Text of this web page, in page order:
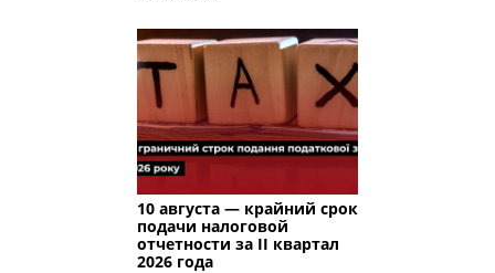
10 августа — крайний срок
подачи налоговой
отчетности за II квартал
2026 года